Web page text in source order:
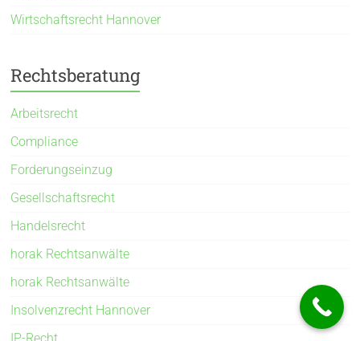
Wirtschaftsrecht Hannover
Rechtsberatung
Arbeitsrecht
Compliance
Forderungseinzug
Gesellschaftsrecht
Handelsrecht
horak Rechtsanwälte
horak Rechtsanwälte
Insolvenzrecht Hannover
IP-Recht